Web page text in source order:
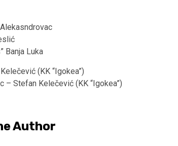
Banja Luka
(KK “Igokea”)
– Stefan Kelečević (KK “Igokea”)
Author